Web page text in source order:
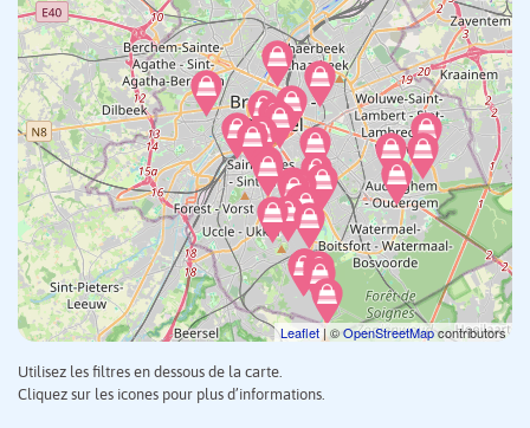
Leaflet| ©OpenStreetMapcontributors
Utilisez les filtres en dessous de la carte.
Cliquez sur les icones pour plus d’informations.